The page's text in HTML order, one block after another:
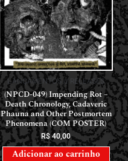
LANÇAMENTOS // RELEASES
(NPCD-049) Impending Rot –
Death Chronology, Cadaveric
Phauna and Other Postmortem
Phenomena (COM POSTER)
R$40,00
Adicionar ao carrinho